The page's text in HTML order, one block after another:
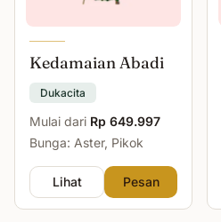
Kedamaian Abadi
Dukacita
Mulai dari Rp 649.997
Bunga: Aster, Pikok
Lihat Pesan